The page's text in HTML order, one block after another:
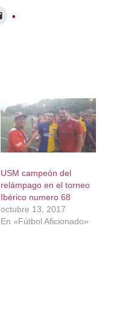
USM campeón del
relámpago en el torneo
Ibérico numero 68
octubre 13, 2017
En «Fútbol Aficionado»